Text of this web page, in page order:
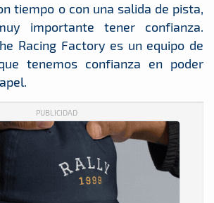
tiempo o con una salida de pista,
importante tener confianza.
Racing Factory es un equipo de
tenemos confianza en poder
PUBLICIDAD